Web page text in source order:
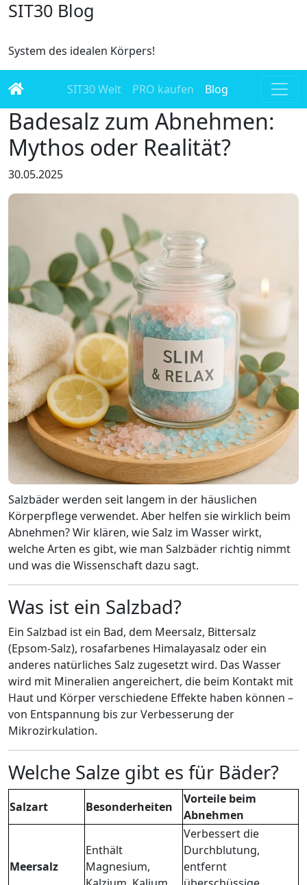
SIT30 Blog
System des idealen Körpers!
SIT30 Welt PRO kaufen Blog
Badesalz zum Abnehmen:
Mythos oder Realität?
30.05.2025
Salzbäder werden seit langem in der häuslichen
Körperpflege verwendet. Aber helfen sie wirklich beim
Abnehmen? Wir klären, wie Salz im Wasser wirkt,
welche Arten es gibt, wie man Salzbäder richtig nimmt
und was die Wissenschaft dazu sagt.
Was ist ein Salzbad?
Ein Salzbad ist ein Bad, dem Meersalz, Bittersalz
(Epsom-Salz), rosafarbenes Himalayasalz oder ein
anderes natürliches Salz zugesetzt wird. Das Wasser
wird mit Mineralien angereichert, die beim Kontakt mit
Haut und Körper verschiedene Effekte haben können –
von Entspannung bis zur Verbesserung der
Mikrozirkulation.
Welche Salze gibt es für Bäder?
Salzart Besonderheiten
Vorteile beim
Abnehmen
Meersalz
Enthält
Magnesium,
Verbessert die
Durchblutung,
entfernt